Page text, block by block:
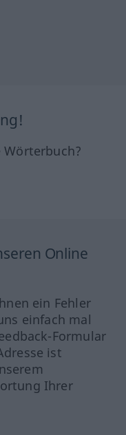
Online
ein Fehler
einfach mal
Formular
ist
Ihrer